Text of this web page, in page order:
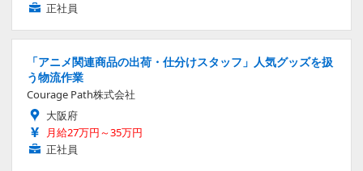
正社員
「アニメ関連商品の出荷・仕分けスタッフ」人気グッズを扱
う物流作業
Courage Path株式会社
大阪府
月給27万円～35万円
正社員